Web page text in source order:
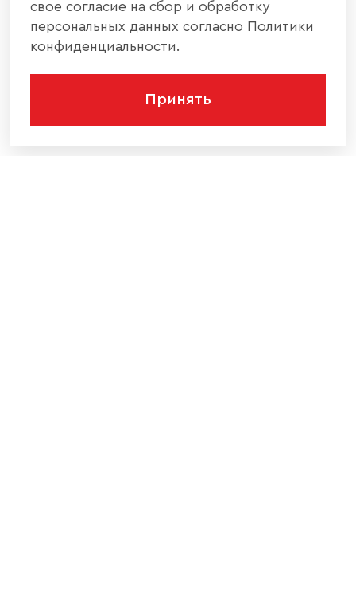
свое согласие на сбор и обработку
персональных данных согласно Политики
конфиденциальности.
Принять